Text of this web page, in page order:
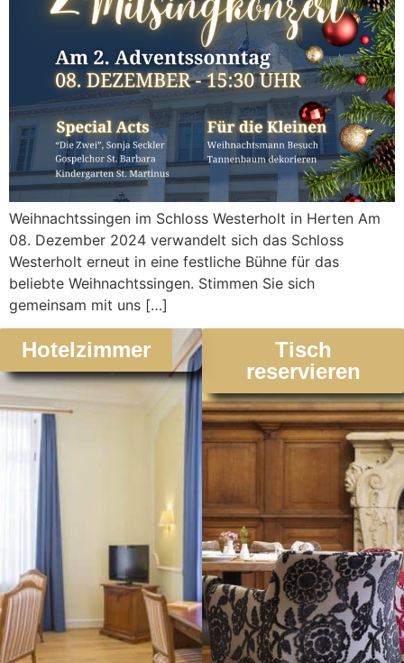
Weihnachtssingen im Schloss Westerholt in Herten Am
08. Dezember 2024 verwandelt sich das Schloss
Westerholt erneut in eine festliche Bühne für das
beliebte Weihnachtssingen. Stimmen Sie sich
gemeinsam mit uns […]
Hotelzimmer
Tisch
reservieren